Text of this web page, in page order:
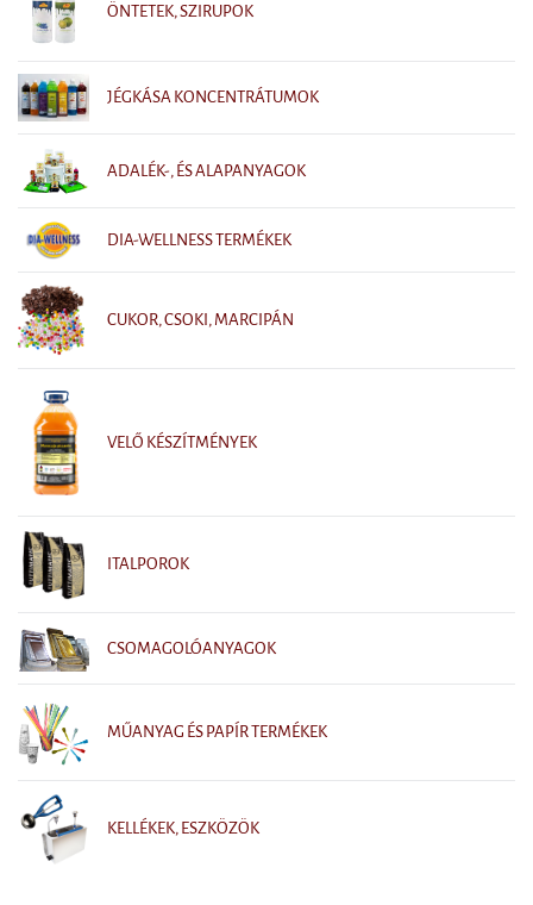
ÖNTETEK, SZIRUPOK
JÉGKÁSA KONCENTRÁTUMOK
ADALÉK-, ÉS ALAPANYAGOK
DIA-WELLNESS TERMÉKEK
CUKOR, CSOKI, MARCIPÁN
VELŐ KÉSZÍTMÉNYEK
ITALPOROK
CSOMAGOLÓANYAGOK
MŰANYAG ÉS PAPÍR TERMÉKEK
KELLÉKEK, ESZKÖZÖK